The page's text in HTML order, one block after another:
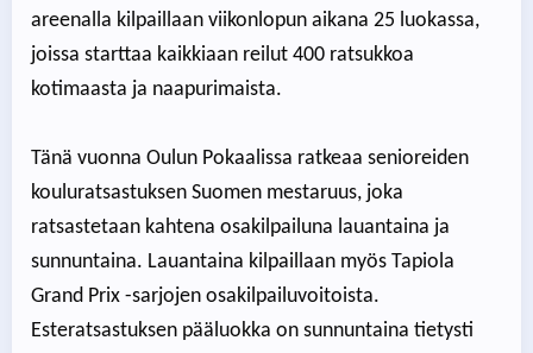
areenalla kilpaillaan viikonlopun aikana 25 luokassa,
joissa starttaa kaikkiaan reilut 400 ratsukkoa
kotimaasta ja naapurimaista.
Tänä vuonna Oulun Pokaalissa ratkeaa senioreiden
kouluratsastuksen Suomen mestaruus, joka
ratsastetaan kahtena osakilpailuna lauantaina ja
sunnuntaina. Lauantaina kilpaillaan myös Tapiola
Grand Prix -sarjojen osakilpailuvoitoista.
Esteratsastuksen pääluokka on sunnuntaina tietysti